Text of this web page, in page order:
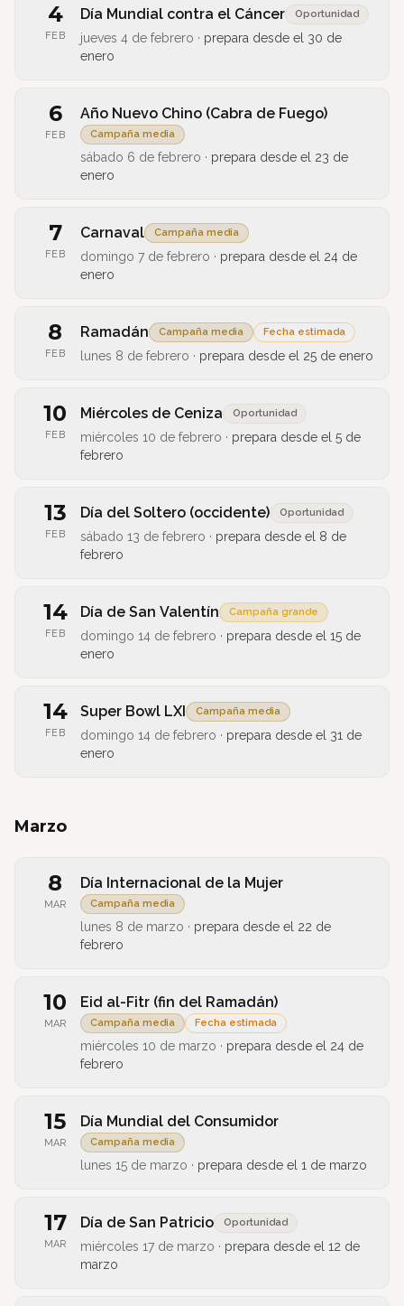
4
FEB
Día Mundial contra el Cáncer Oportunidad
jueves 4 de febrero · prepara desde el 30 de
enero
6
FEB
Año Nuevo Chino (Cabra de Fuego)
Campaña media
sábado 6 de febrero · prepara desde el 23 de
enero
7
FEB
Carnaval Campaña media
domingo 7 de febrero · prepara desde el 24 de
enero
8
FEB
Ramadán Campaña media Fecha estimada
lunes 8 de febrero · prepara desde el 25 de enero
10
FEB
Miércoles de Ceniza Oportunidad
miércoles 10 de febrero · prepara desde el 5 de
febrero
13
FEB
Día del Soltero (occidente) Oportunidad
sábado 13 de febrero · prepara desde el 8 de
febrero
14
FEB
Día de San Valentín Campaña grande
domingo 14 de febrero · prepara desde el 15 de
enero
14
FEB
Super Bowl LXI Campaña media
domingo 14 de febrero · prepara desde el 31 de
enero
Marzo
8
MAR
Día Internacional de la Mujer
Campaña media
lunes 8 de marzo · prepara desde el 22 de
febrero
10
MAR
Eid al-Fitr (fin del Ramadán)
Campaña media Fecha estimada
miércoles 10 de marzo · prepara desde el 24 de
febrero
15
MAR
Día Mundial del Consumidor
Campaña media
lunes 15 de marzo · prepara desde el 1 de marzo
17
MAR
Día de San Patricio Oportunidad
miércoles 17 de marzo · prepara desde el 12 de
marzo